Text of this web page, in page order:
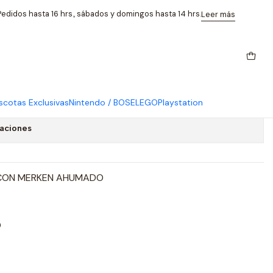
ExclusivasNintendo / BOSELEGOPlaystation
hasta 16 hrs., sábados y domingos hasta 14 hrs.Leer más
150gr
MERKEN AHUMADO